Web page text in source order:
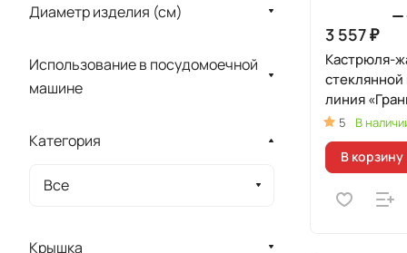
3 557 ₽
Кастрюля-
линия
5 В
В корзину
Диаметр изделия (см)
Использование в посудомоечной
машине
Категория
Все
Крышка